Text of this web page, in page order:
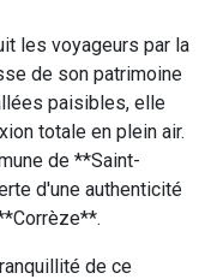
les voyageurs par la
de son patrimoine
paisibles, elle
totale en plein air.
de **Saint-
d'une authenticité
de ce